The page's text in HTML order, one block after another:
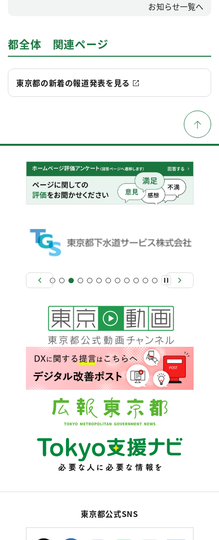
お知らせ一覧へ
都全体 関連ページ
東京都の新着の報道発表を見る
東京都公式SNS